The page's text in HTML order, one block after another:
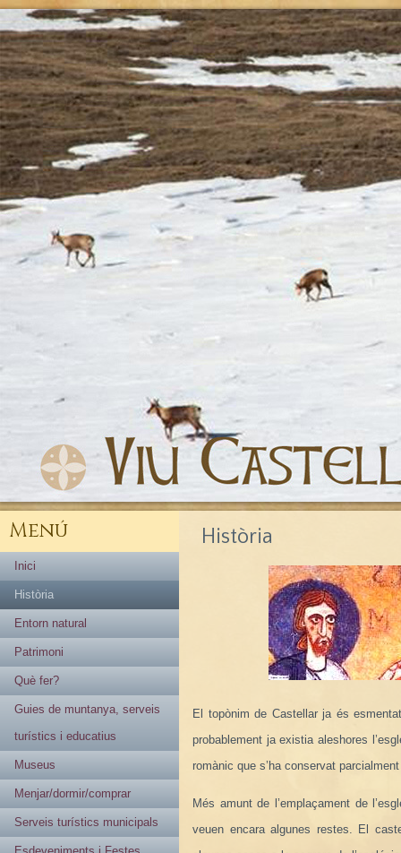
Menú
Inici
Història
Entorn natural
Patrimoni
Què fer?
Guies de muntanya, serveis
turístics i educatius
Museus
Menjar/dormir/comprar
Serveis turístics municipals
Història
El topònim de Castellar ja és
probablement ja existia aleshores
romànic que s’ha conservat
Més amunt de l’emplaçament de
veuen encara algunes restes. El